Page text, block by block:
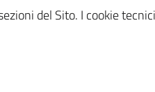
del Sito. I cookie